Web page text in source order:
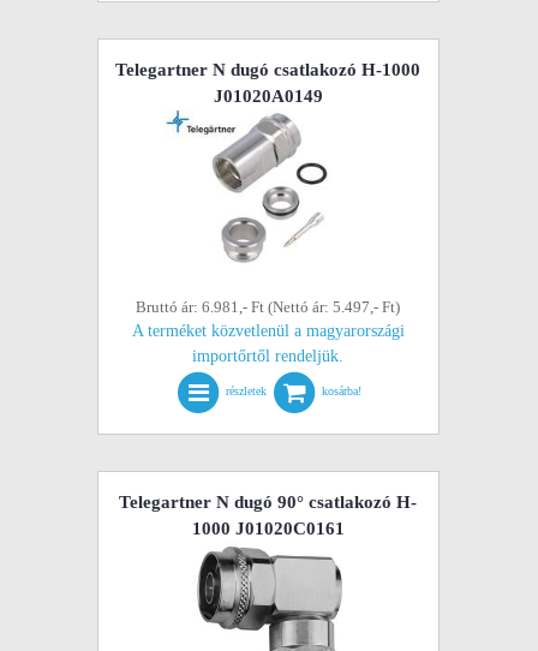
Telegartner N dugó csatlakozó H-1000
J01020A0149
Bruttó ár: 6.981,- Ft (Nettó ár: 5.497,- Ft)
A terméket közvetlenül a magyarországi
importőrtől rendeljük.
részletek kosárba!
Telegartner N dugó 90° csatlakozó H-
1000 J01020C0161